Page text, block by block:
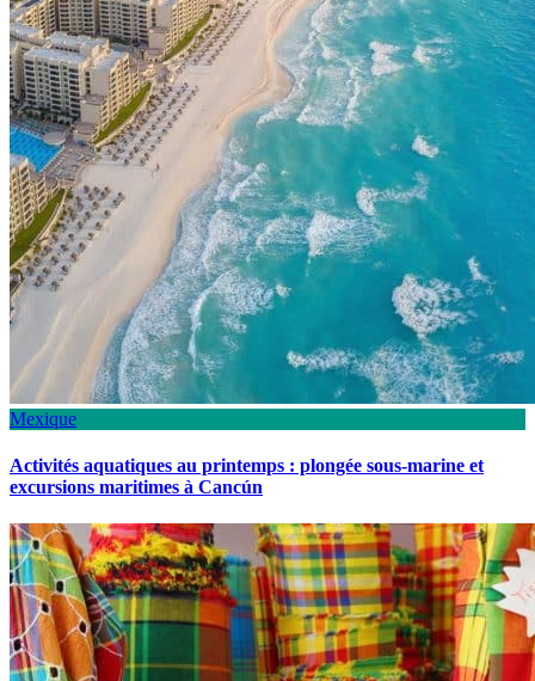
Mexique
Activités aquatiques au printemps : plongée sous-marine et
excursions maritimes à Cancún